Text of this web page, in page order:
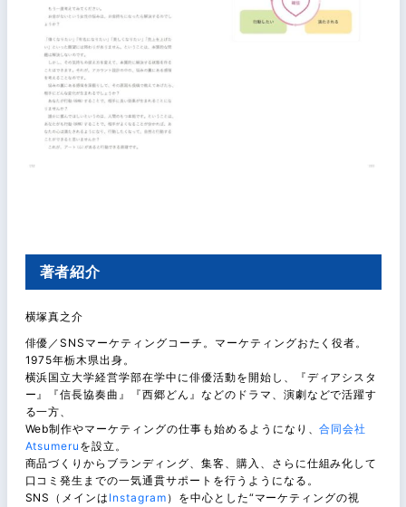
著者紹介
横塚真之介
俳優／SNSマーケティングコーチ。マーケティングおたく役者。
1975年栃木県出身。
横浜国立大学経営学部在学中に俳優活動を開始し、『ディアシスタ
ー』『信長協奏曲』『西郷どん』などのドラマ、演劇などで活躍す
る一方、
Web制作やマーケティングの仕事も始めるようになり、合同会社
Atsumeru を設立。
商品づくりからブランディング、集客、購入、さらに仕組み化して
口コミ発生までの一気通貫サポートを行うようになる。
SNS（メインは Instagram ）を中心とした“マーケティングの視